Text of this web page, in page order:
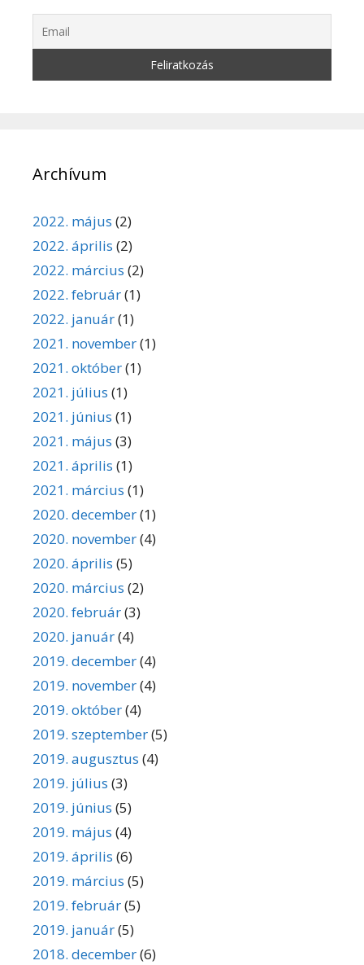
Archívum
2022. május (2)
2022. április (2)
2022. március (2)
2022. február(1)
2022. január(1)
2021. november(1)
2021. október(1)
2021. július (1)
2021. június (1)
2021. május (3)
2021. április (1)
2021. március (1)
2020. december(1)
2020. november(4)
2020. április (5)
2020. március (2)
2020. február(3)
2020. január(4)
2019. december(4)
2019. november(4)
2019. október(4)
2019. szeptember(5)
2019. augusztus (4)
2019. július (3)
2019. június (5)
2019. május (4)
2019. április (6)
2019. március (5)
2019. február(5)
2019. január(5)
2018. december(6)